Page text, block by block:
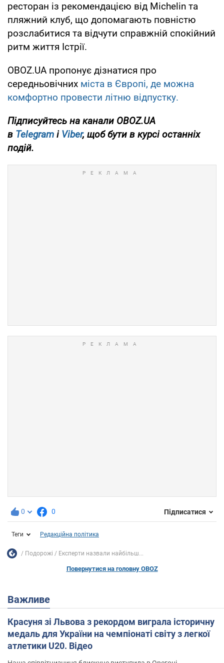
ресторан із рекомендацією від Michelin та
пляжний клуб, що допомагають повністю
розслабитися та відчути справжній спокійний
ритм життя Істрії.
OBOZ.UA пропонує дізнатися про
середньовічних міста в Європі, де можна
комфортно провести літню відпустку.
Підписуйтесь на канали OBOZ.UA
в Telegram і Viber, щоб бути в курсі останніх
подій.
0 0 Підписатися
Теги Редакційна політика
Подорожі Експерти назвали найбільш...
Повернутися на головну OBOZ
Важливе
Красуня зі Львова з рекордом виграла історичну
медаль для України на чемпіонаті світу з легкої
атлетики U20. Відео